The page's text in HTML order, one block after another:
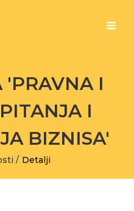
'PRAVNA I
I
BIZNISA'
/ Detalji